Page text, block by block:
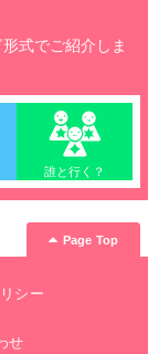
式でご紹介しま
誰と行く？
Page Top
シー
せ